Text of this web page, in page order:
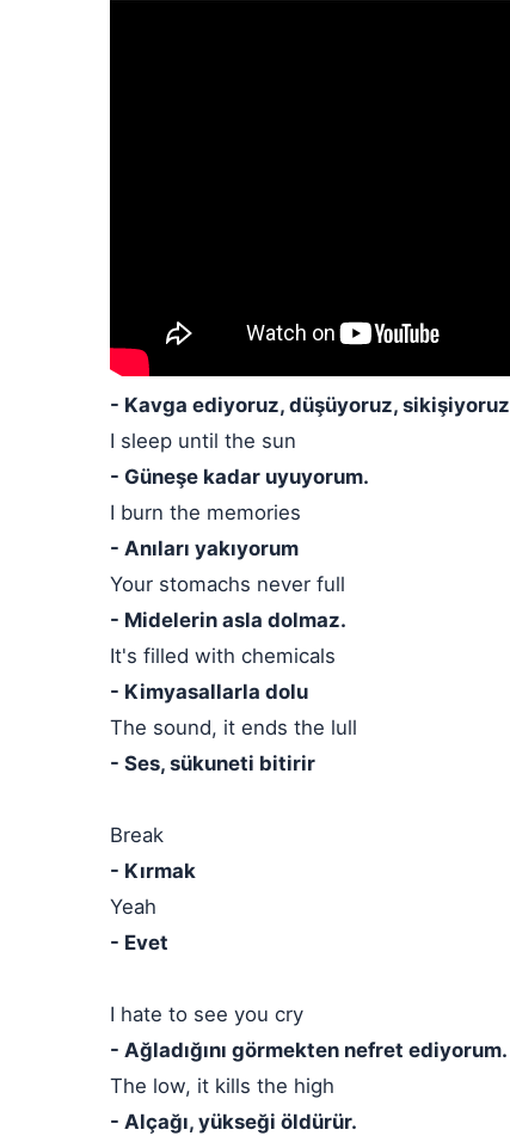
- Kavga ediyoruz, düşüyoruz, sikişiyoruz
I sleep until the sun
- Güneşe kadar uyuyorum.
I burn the memories
- Anıları yakıyorum
Your stomachs never full
- Midelerin asla dolmaz.
It's filled with chemicals
- Kimyasallarla dolu
The sound, it ends the lull
- Ses, sükuneti bitirir
Break
- Kırmak
Yeah
- Evet
I hate to see you cry
- Ağladığını görmekten nefret ediyorum.
The low, it kills the high
- Alçağı, yükseği öldürür.